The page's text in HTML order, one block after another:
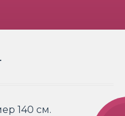
140 см.